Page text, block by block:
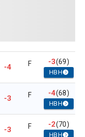
-4 F -3(69)
HBH
-3 F -4(68)
HBH
-3 F -2(70)
HBH